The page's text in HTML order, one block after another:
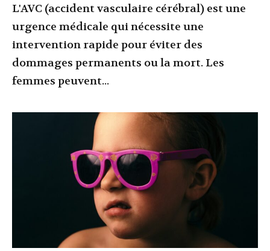
L'AVC (accident vasculaire cérébral) est une
urgence médicale qui nécessite une
intervention rapide pour éviter des
dommages permanents ou la mort. Les
femmes peuvent...